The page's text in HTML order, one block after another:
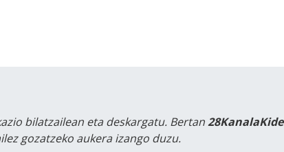
bilatzailean eta deskargatu. Bertan28KanalaKide
gozatzeko aukera izango duzu.